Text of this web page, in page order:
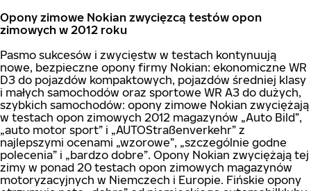
Opony zimowe Nokian zwycięzcą testów opon
zimowych w 2012 roku
Pasmo sukcesów i zwycięstw w testach kontynuują
nowe, bezpieczne opony firmy Nokian: ekonomiczne WR
D3 do pojazdów kompaktowych, pojazdów średniej klasy
i małych samochodów oraz sportowe WR A3 do dużych,
szybkich samochodów: opony zimowe Nokian zwyciężają
w testach opon zimowych 2012 magazynów „Auto Bild”,
„auto motor sport” i „AUTOStraßenverkehr” z
najlepszymi ocenami „wzorowe”, „szczególnie godne
polecenia” i „bardzo dobre”. Opony Nokian zwyciężają tej
zimy w ponad 20 testach opon zimowych magazynów
motoryzacyjnych w Niemczech i Europie. Fińskie opony